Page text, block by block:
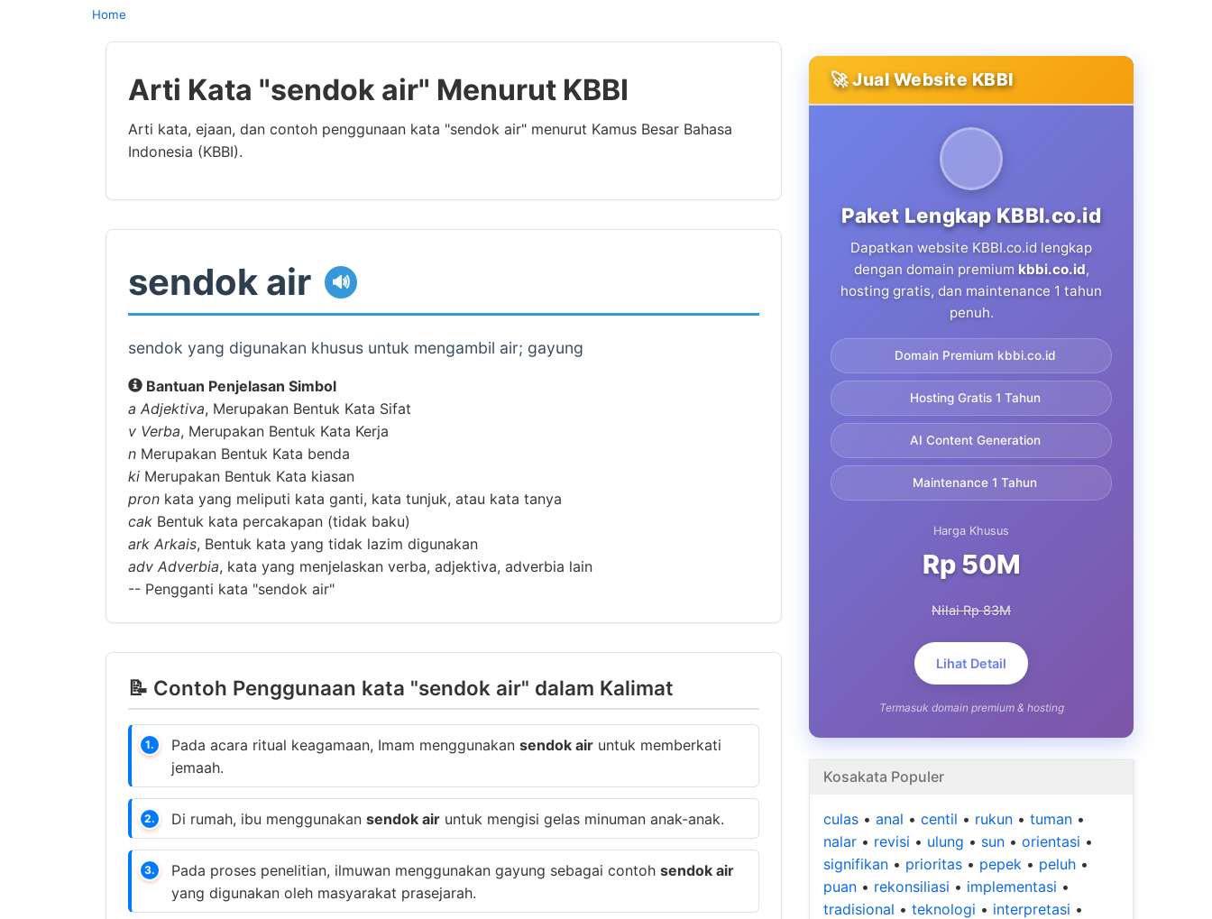
Home
Arti Kata "sendok air" Menurut KBBI
Arti kata, ejaan, dan contoh penggunaan kata "sendok air" menurut Kamus Besar Bahasa
Indonesia (KBBI).
sendok air 🔊
sendok yang digunakan khusus untuk mengambil air; gayung
Bantuan Penjelasan Simbol
a Adjektiva, Merupakan Bentuk Kata Sifat
v Verba, Merupakan Bentuk Kata Kerja
n Merupakan Bentuk Kata benda
ki Merupakan Bentuk Kata kiasan
pron kata yang meliputi kata ganti, kata tunjuk, atau kata tanya
cak Bentuk kata percakapan (tidak baku)
ark Arkais, Bentuk kata yang tidak lazim digunakan
adv Adverbia, kata yang menjelaskan verba, adjektiva, adverbia lain
-- Pengganti kata "sendok air"
📝 Contoh Penggunaan kata "sendok air" dalam Kalimat
1. Pada acara ritual keagamaan, Imam menggunakan sendok air untuk memberkati
jemaah.
2. Di rumah, ibu menggunakan sendok air untuk mengisi gelas minuman anak-anak.
3. Pada proses penelitian, ilmuwan menggunakan gayung sebagai contoh sendok air
yang digunakan oleh masyarakat prasejarah.
🚀 Jual Website KBBI
Paket Lengkap KBBI.co.id
Dapatkan website KBBI.co.id lengkap
dengan domain premium kbbi.co.id,
hosting gratis, dan maintenance 1 tahun
penuh.
Domain Premium kbbi.co.id
Hosting Gratis 1 Tahun
AI Content Generation
Maintenance 1 Tahun
Harga Khusus
Rp 50M
Nilai Rp 83M
Lihat Detail
Termasuk domain premium & hosting
Kosakata Populer
culas • anal • centil • rukun • tuman •
nalar • revisi • ulung • sun • orientasi •
signifikan • prioritas • pepek • peluh •
puan • rekonsiliasi • implementasi •
tradisional • teknologi • interpretasi •